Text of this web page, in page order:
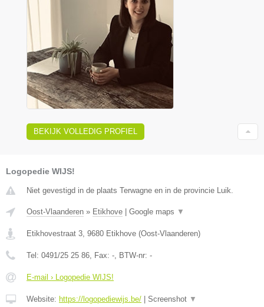
BEKIJK VOLLEDIG PROFIEL
Logopedie WIJS!
Niet gevestigd in de plaats Terwagne en in de provincie Luik.
Oost-Vlaanderen » Etikhove Google maps ▼
Etikhovestraat 3, 9680 Etikhove (Oost-Vlaanderen)
Tel: 0491/25 25 86, Fax: -, BTW-nr: -
E-mail › Logopedie WIJS!
Website: https://logopediewijs.be/ Screenshot ▼